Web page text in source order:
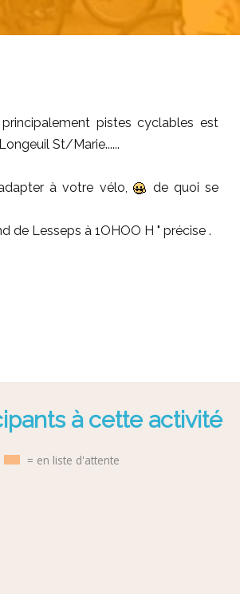
pistes cyclables est
St/Marie......
à votre vélo,
de quoi se
de Lesseps à 1OHOO H " précise .
à cette activité
= en liste d'attente